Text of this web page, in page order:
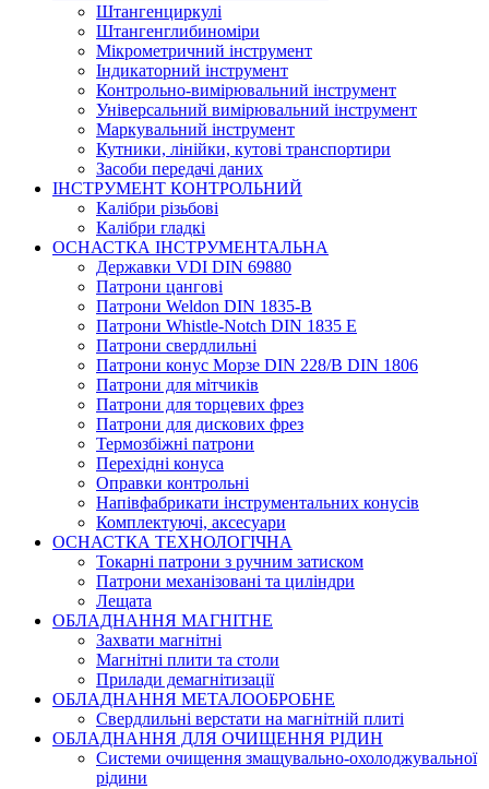
Штангенциркулі
Штангенглибиноміри
Мікрометричний інструмент
Індикаторний інструмент
Контрольно-вимірювальний інструмент
Універсальний вимірювальний інструмент
Маркувальний інструмент
Кутники, лінійки, кутові транспортири
Засоби передачі даних
ІНСТРУМЕНТ КОНТРОЛЬНИЙ
Калібри різьбові
Калібри гладкі
ОСНАСТКА ІНСТРУМЕНТАЛЬНА
Державки VDI DIN 69880
Патрони цангові
Патрони Weldon DIN 1835-B
Патрони Whistle-Notch DIN 1835 E
Патрони свердлильні
Патрони конус Морзе DIN 228/B DIN 1806
Патрони для мітчиків
Патрони для торцевих фрез
Патрони для дискових фрез
Термозбіжні патрони
Перехідні конуса
Оправки контрольні
Напівфабрикати інструментальних конусів
Комплектуючі, аксесуари
ОСНАСТКА ТЕХНОЛОГІЧНА
Токарні патрони з ручним затиском
Патрони механізовані та циліндри
Лещата
ОБЛАДНАННЯ МАГНІТНЕ
Захвати магнітні
Магнітні плити та столи
Прилади демагнітизації
ОБЛАДНАННЯ МЕТАЛООБРОБНЕ
Свердлильні верстати на магнітній плиті
ОБЛАДНАННЯ ДЛЯ ОЧИЩЕННЯ РІДИН
Системи очищення змащувально-охолоджувальної
рідини